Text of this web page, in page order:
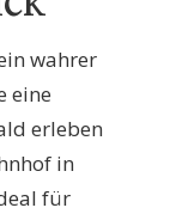
wahrer
eine
erleben
in
für